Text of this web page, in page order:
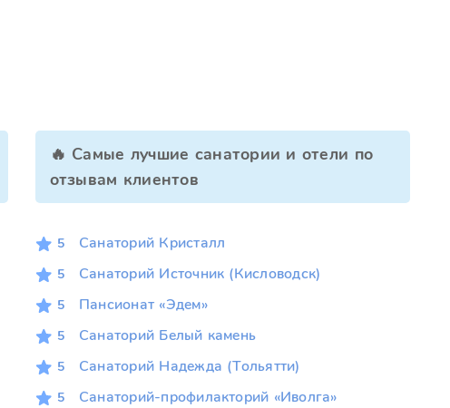
🔥 Самые лучшие санатории и отели по
отзывам клиентов
5 Санаторий Кристалл
5 Санаторий Источник (Кисловодск)
5 Пансионат «Эдем»
5 Санаторий Белый камень
5 Санаторий Надежда (Тольятти)
5 Санаторий-профилакторий «Иволга»